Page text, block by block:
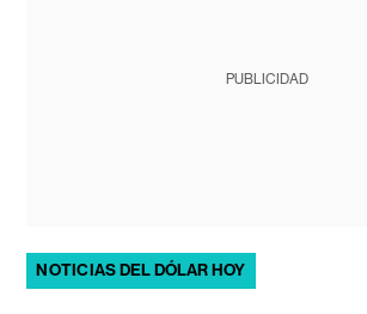
PUBLICIDAD
NOTICIAS DEL DÓLAR HOY